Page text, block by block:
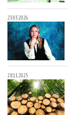
23.03.2026
28.11.2025